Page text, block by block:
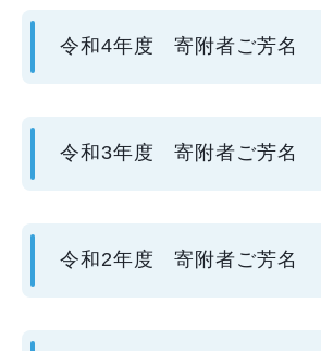
令和4年度 寄附者ご芳名
令和3年度 寄附者ご芳名
令和2年度 寄附者ご芳名